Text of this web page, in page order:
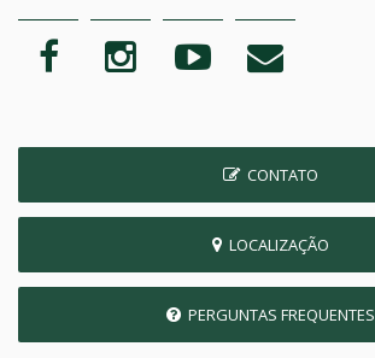
CONTATO
LOCALIZAÇÃO
PERGUNTAS FREQUENTES